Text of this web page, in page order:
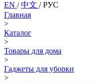
EN /中文 /РУС
Главная
>
Каталог
>
Товары для дома
>
Гаджеты для уборки
>